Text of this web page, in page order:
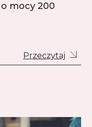
mocy 200
Przeczytaj